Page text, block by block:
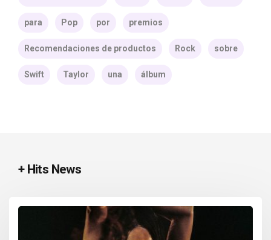
para Pop por premios
Recomendaciones de productos Rock sobre
Swift Taylor una álbum
+ Hits News